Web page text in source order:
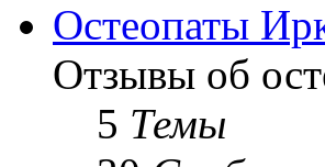
Остеопаты
Отзывы об
5 Темы